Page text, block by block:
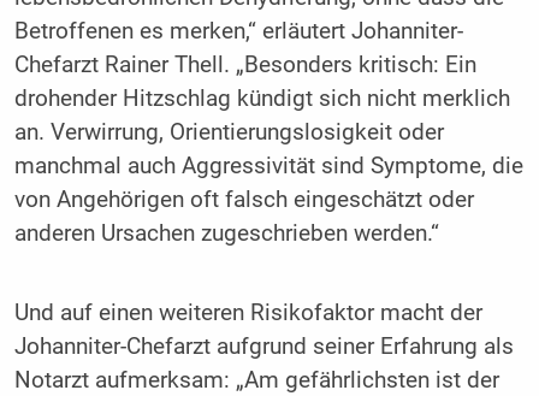
Betroffenen es merken,“ erläutert Johanniter-
Chefarzt Rainer Thell. „Besonders kritisch: Ein
drohender Hitzschlag kündigt sich nicht merklich
an. Verwirrung, Orientierungslosigkeit oder
manchmal auch Aggressivität sind Symptome, die
von Angehörigen oft falsch eingeschätzt oder
anderen Ursachen zugeschrieben werden.“
Und auf einen weiteren Risikofaktor macht der
Johanniter-Chefarzt aufgrund seiner Erfahrung als
Notarzt aufmerksam: „Am gefährlichsten ist der